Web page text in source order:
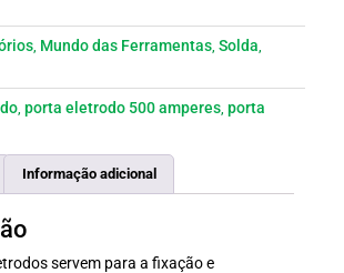
Mundo das Ferramentas Solda
porta eletrodo 500 amperes porta
Informação adicional
servem para a fixação e